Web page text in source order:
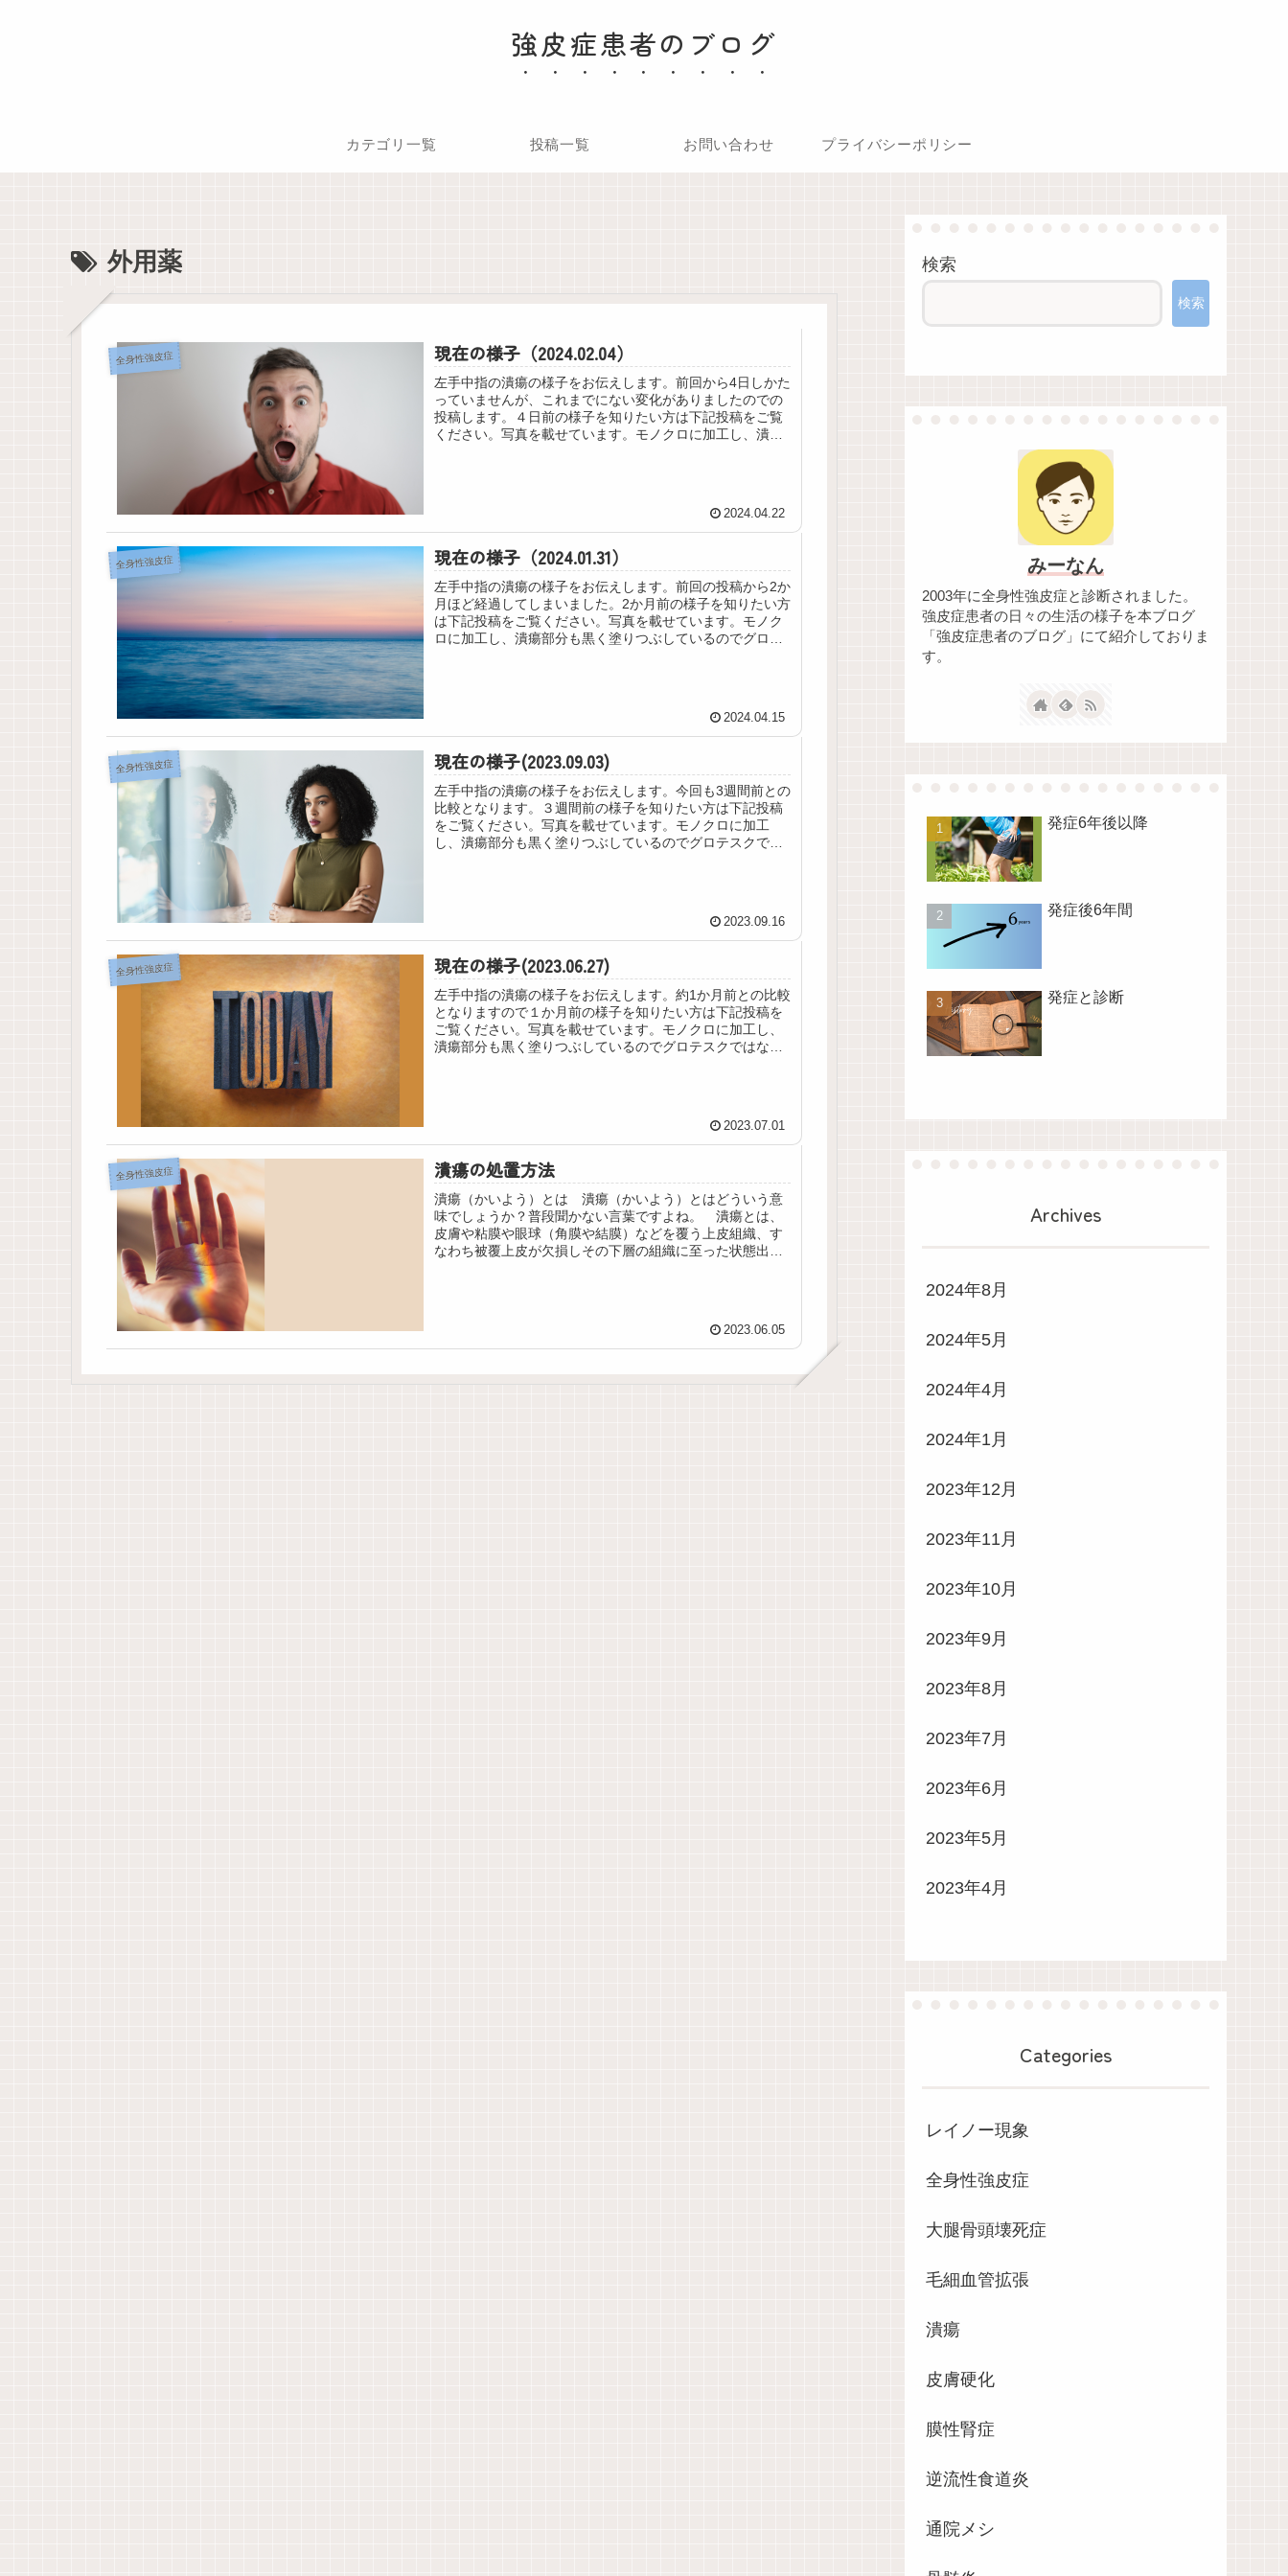
強皮症患者のブログ
カテゴリ一覧 投稿一覧 お問い合わせ プライバシーポリシー
外用薬
全身性強皮症 現在の様子（2024.02.04）
左手中指の潰瘍の様子をお伝えします。前回から4日しかた
っていませんが、これまでにない変化がありましたのでの
投稿します。４日前の様子を知りたい方は下記投稿をご覧
ください。写真を載せています。モノクロに加工し、潰瘍
2024.04.22
全身性強皮症 現在の様子（2024.01.31）
左手中指の潰瘍の様子をお伝えします。前回の投稿から2か
月ほど経過してしまいました。2か月前の様子を知りたい方
は下記投稿をご覧ください。写真を載せています。モノク
ロに加工し、潰瘍部分も黒く塗りつぶしているのでグロテ
2024.04.15
全身性強皮症 現在の様子(2023.09.03)
左手中指の潰瘍の様子をお伝えします。今回も3週間前との
比較となります。３週間前の様子を知りたい方は下記投稿
をご覧ください。写真を載せています。モノクロに加工
し、潰瘍部分も黒く塗りつぶしているのでグロテスクでは
2023.09.16
全身性強皮症 現在の様子(2023.06.27)
左手中指の潰瘍の様子をお伝えします。約1か月前との比較
となりますので１か月前の様子を知りたい方は下記投稿を
ご覧ください。写真を載せています。モノクロに加工し、
潰瘍部分も黒く塗りつぶしているのでグロテスクではない
2023.07.01
全身性強皮症 潰瘍の処置方法
潰瘍（かいよう）とは 潰瘍（かいよう）とはどういう意
味でしょうか？普段聞かない言葉ですよね。 潰瘍とは、
皮膚や粘膜や眼球（角膜や結膜）などを覆う上皮組織、す
なわち被覆上皮が欠損しその下層の組織に至った状態出典:
2023.06.05
検索
検索
みーなん
2003年に全身性強皮症と診断されました。
強皮症患者の日々の生活の様子を本ブログ
「強皮症患者のブログ」にて紹介しておりま
す。
発症6年後以降
発症後6年間
発症と診断
Archives
2024年8月
2024年5月
2024年4月
2024年1月
2023年12月
2023年11月
2023年10月
2023年9月
2023年8月
2023年7月
2023年6月
2023年5月
2023年4月
Categories
レイノー現象
全身性強皮症
大腿骨頭壊死症
毛細血管拡張
潰瘍
皮膚硬化
膜性腎症
逆流性食道炎
通院メシ